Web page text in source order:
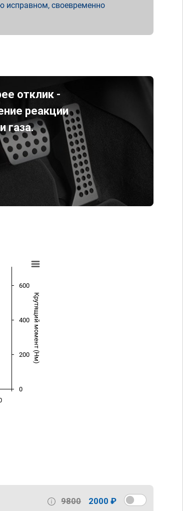
исправном, своевременно
отклик -
реакции
газа.
Крутящий момент (Нм)
0
200
400
600
9800 2000 ₽